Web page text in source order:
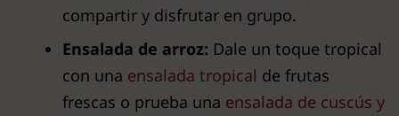
compartir y disfrutar en grupo.
Ensalada de arroz: Dale un toque tropical
con una ensalada tropical de frutas
frescas o prueba una ensalada de cuscús y